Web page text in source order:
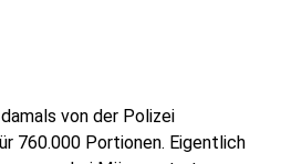
von der Polizei
760.000 Portionen. Eigentlich